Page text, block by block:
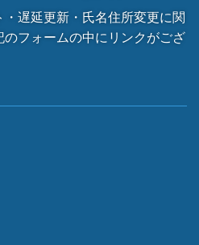
遅延更新・氏名住所変更に関
フォームの中にリンクがござ